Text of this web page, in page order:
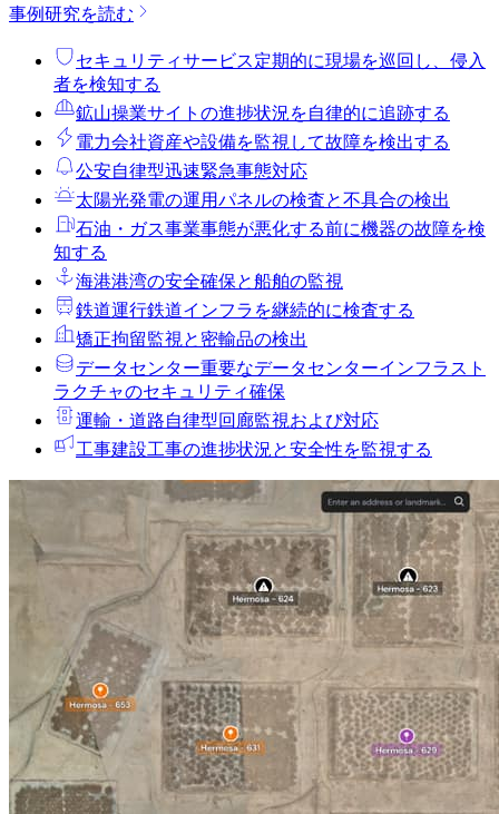
事例研究を読む
セキュリティサービス定期的に現場を巡回し、侵入
者を検知する
鉱山操業サイトの進捗状況を自律的に追跡する
電力会社資産や設備を監視して故障を検出する
公安自律型迅速緊急事態対応
太陽光発電の運用パネルの検査と不具合の検出
石油・ガス事業事態が悪化する前に機器の故障を検
知する
海港港湾の安全確保と船舶の監視
鉄道運行鉄道インフラを継続的に検査する
矯正拘留監視と密輸品の検出
データセンター重要なデータセンターインフラスト
ラクチャのセキュリティ確保
運輸・道路自律型回廊監視および対応
工事建設工事の進捗状況と安全性を監視する